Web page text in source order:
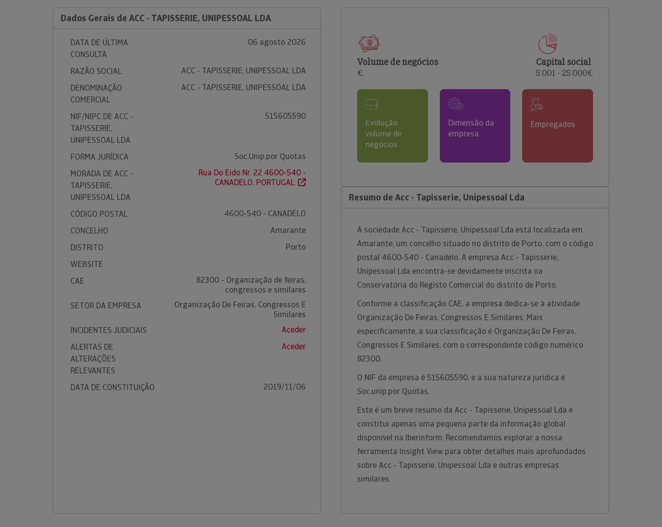
comerciais e analisar o risco de incumprimento dos
Dados Gerais de ACC - TAPISSERIE, UNIPESSOAL LDA
DATA DE ÚLTIMA
CONSULTA
06 agosto 2026
RAZÃO SOCIAL
ACC - TAPISSERIE, UNIPESSOAL LDA
DENOMINAÇÃO
COMERCIAL
ACC - TAPISSERIE, UNIPESSOAL LDA
NIF/NIPC DE ACC -
TAPISSERIE,
UNIPESSOAL LDA
515605590
FORMA JURÍDICA
Soc.Unip.por Quotas
MORADA DE ACC -
TAPISSERIE,
UNIPESSOAL LDA
Rua Do Eido Nr. 22 4600-540 -
CANADELO. PORTUGAL.
CÓDIGO POSTAL
4600-540 - CANADELO
CONCELHO
Amarante
DISTRITO
Porto
WEBSITE
CAE
82300 - Organização de feiras,
congressos e similares
SETOR DA EMPRESA
Organização De Feiras, Congressos E
Similares
INCIDENTES JUDICIAIS
Aceder
ALERTAS DE
ALTERAÇÕES
RELEVANTES
Aceder
DATA DE CONSTITUIÇÃO 2019/11/06
Volume de negócios
€
Capital social
5.001 - 25.000€
Evolução
volume de
negócios
Dimensão da
empresa
Empregados
Resumo de Acc - Tapisserie, Unipessoal Lda
A sociedade Acc - Tapisserie, Unipessoal Lda está localizada em
Amarante, um concelho situado no distrito de Porto, com o código
postal 4600-540 - Canadelo. A empresa Acc - Tapisserie,
Unipessoal Lda encontra-se devidamente inscrita na
Conservatória do Registo Comercial do distrito de Porto.
Conforme a classificação CAE, a empresa dedica-se à atividade
Organização De Feiras, Congressos E Similares. Mais
especificamente, a sua classificação é Organização De Feiras,
Congressos E Similares, com o correspondente código numérico
82300.
O NIF da empresa é 515605590, e a sua natureza jurídica é
Soc.unip.por Quotas.
Este é um breve resumo da Acc - Tapisserie, Unipessoal Lda e
constitui apenas uma pequena parte da informação global
disponível na Iberinform. Recomendamos explorar a nossa
ferramenta Insight View para obter detalhes mais aprofundados
sobre Acc - Tapisserie, Unipessoal Lda e outras empresas
similares.